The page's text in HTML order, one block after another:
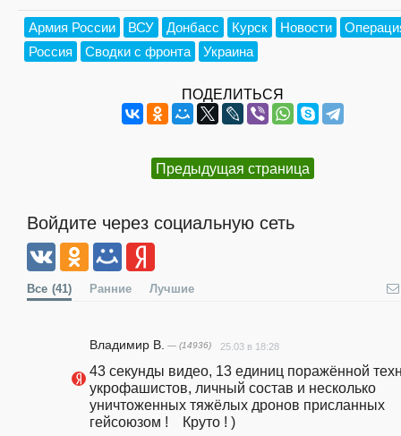
Армия России ВСУ Донбасс Курск Новости
Россия
Сводки с фронта Украина
ПОДЕЛИТЬСЯ
Предыдущая страница
Войдите через социальную сеть
Все (41) Ранние Лучшие
Владимир В. — (14936) 25.03 в 18:28
43 секунды видео, 13 единиц поражённой
укрофашистов, личный состав и несколько
уничтоженных тяжёлых дронов присланных
гейсоюзом !    Круто ! )